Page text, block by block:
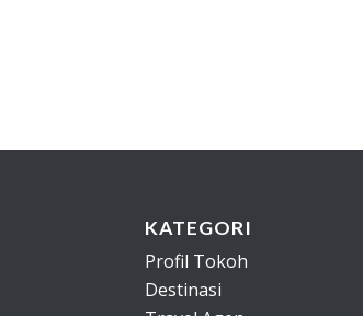
KATEGORI
Profil Tokoh
Destinasi